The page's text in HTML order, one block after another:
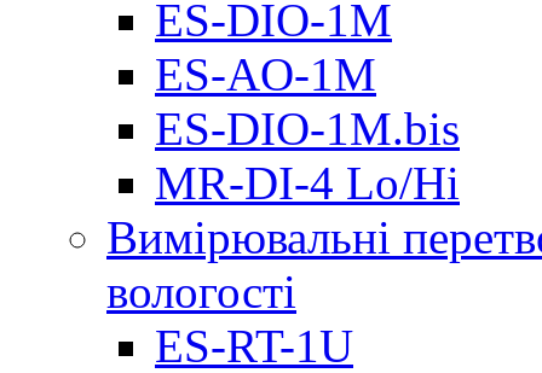
ES-DIO-1М
ES-AO-1М
ES-DIO-1M.bis
MR-DI-4 Lo/Hi
Вимірювальні
вологості
ES-RT-1U